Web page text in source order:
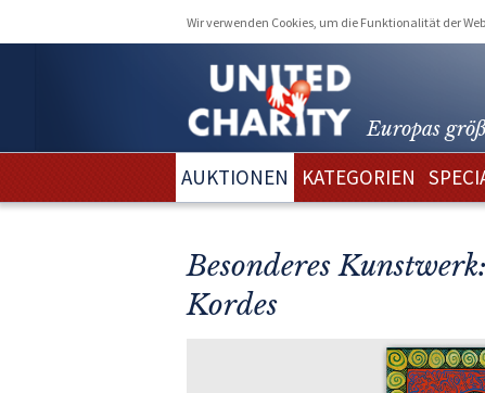
Wir verwenden Cookies, um die Funktionalität der
Europas
AUKTIONEN KATEGORIEN
Besonderes
Kordes